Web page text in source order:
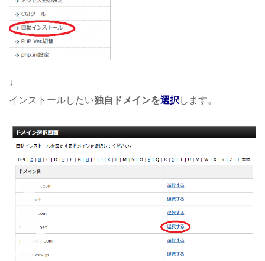
↓
インストールしたい独自ドメインを選択 します。